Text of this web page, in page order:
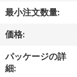
オ
た
最小注文数量:
価格:
パッケージの詳
細: